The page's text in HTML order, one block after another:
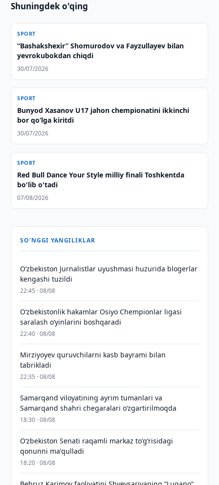
Shuningdek o'qing
SPORT
“Bashakshexir” Shomurodov va Fayzullayev bilan
yevrokubokdan chiqdi
30/07/2026
SPORT
Bunyod Xasanov U17 jahon chempionatini ikkinchi
bor qo‘lga kiritdi
30/07/2026
SPORT
Red Bull Dance Your Style milliy finali Toshkentda
bo'lib o'tadi
07/08/2026
SO'NGGI YANGILIKLAR
O‘zbekiston Jurnalistlar uyushmasi huzurida blogerlar
kengashi tuzildi
22:45 · 08/08
O‘zbekistonlik hakamlar Osiyo Chempionlar ligasi
saralash o‘yinlarini boshqaradi
22:40 · 08/08
Mirziyoyev quruvchilarni kasb bayrami bilan
tabrikladi
22:35 · 08/08
Samarqand viloyatining ayrim tumanlari va
Samarqand shahri chegaralari oʻzgartirilmoqda
18:30 · 08/08
Oʻzbekiston Senati raqamli markaz toʻgʻrisidagi
qonunni maʼqulladi
18:20 · 08/08